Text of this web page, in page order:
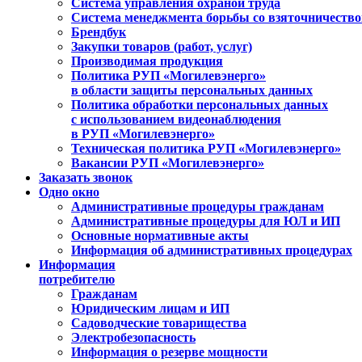
Система управления охраной труда
Система менеджмента борьбы со
Брендбук
Закупки товаров (работ, услуг)
Производимая продукция
Политика РУП «Могилевэнерго»
в области защиты персональных данных
Политика обработки персональных данных
с использованием видеонаблюдения
в РУП «Могилевэнерго»
Техническая политика РУП «Могилевэнерго»
Вакансии РУП «Могилевэнерго»
Заказать звонок
Одно окно
Административные процедуры гражданам
Административные процедуры для ЮЛ и ИП
Основные нормативные акты
Информация об административных процедурах
Информация
потребителю
Гражданам
Юридическим лицам и ИП
Садоводческие товарищества
Электробезопасность
Информация о резерве мощности